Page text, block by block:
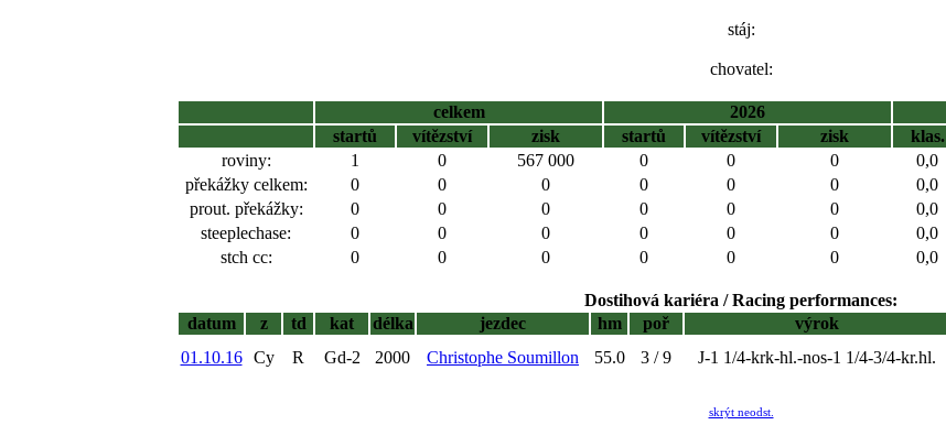
stáj:
chovatel:
celkem
2026
startů
vítězství zisk startů vítězství zisk klas.
roviny:
1 0 567 000 0 0 0 0,0
překážky celkem:
0 0 0 0 0 0 0,0
prout. překážky:
0 0 0 0 0 0 0,0
steeplechase:
0 0 0 0 0 0 0,0
stch cc:
0 0 0 0 0 0 0,0
Dostihová kariéra / Racing performances:
datum
z td kat délka jezdec hm poř výrok
01.10.16
Cy R Gd-2 2000 Christophe Soumillon 55.0 3 / 9 J-1 1/4-krk-hl.-nos-1 1/4-3/4-kr.hl.
skrýt neodst.